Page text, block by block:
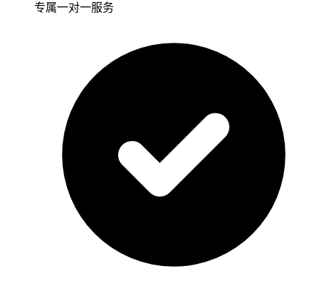
专属一对一服务